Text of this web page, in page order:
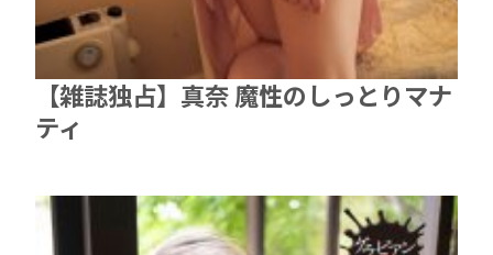
【雑誌独占】真奈 魔性のしっとりマナ
ティ